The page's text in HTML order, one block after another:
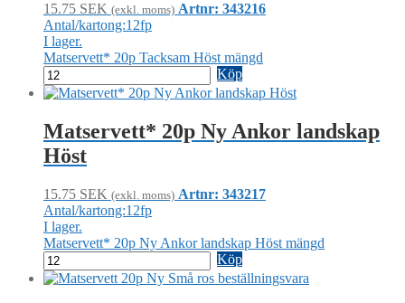
15.75 SEK (exkl. moms) Artnr: 343216
Antal/kartong:12fp
I lager.
Matservett* 20p Tacksam Höst mängd
Köp
Matservett* 20p Ny Ankor landskap
Höst
15.75 SEK (exkl. moms) Artnr: 343217
Antal/kartong:12fp
I lager.
Matservett* 20p Ny Ankor landskap Höst mängd
Köp